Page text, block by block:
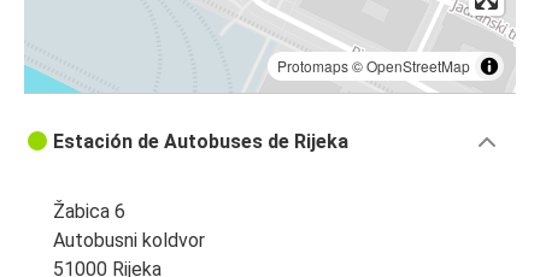
Protomaps©OpenStreetMap
Estación de Autobuses de Rijeka
Žabica 6
Autobusni koldvor
51000 Rijeka